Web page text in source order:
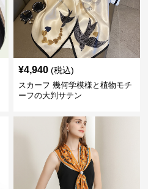
¥4,940 (税込)
スカーフ 幾何学模様と植物モチ
ーフの大判サテン